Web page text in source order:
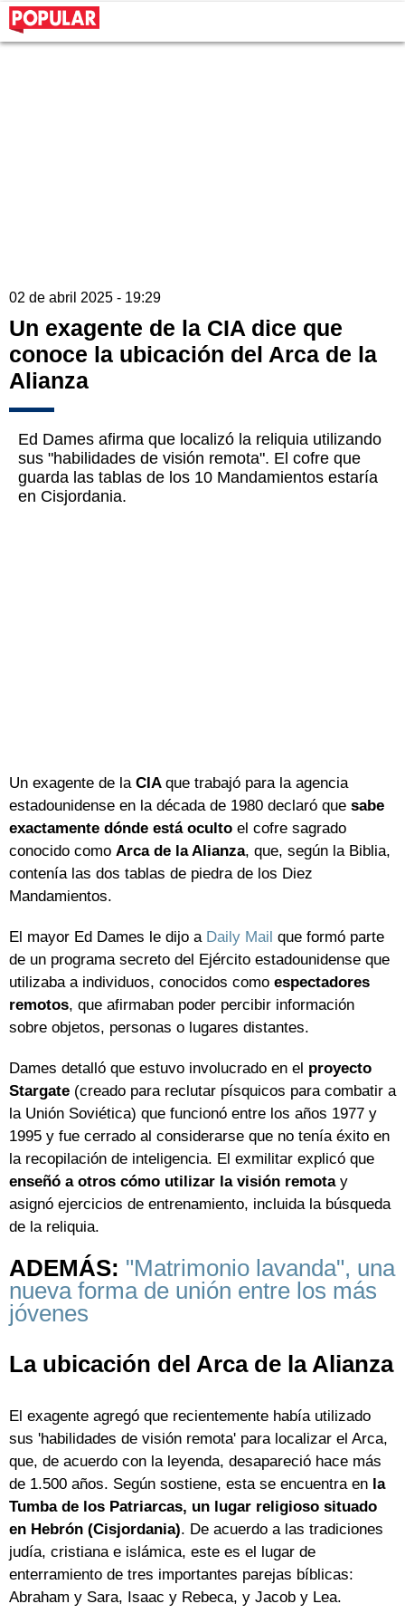
02 de abril 2025 - 19:29
Un exagente de la CIA dice que
conoce la ubicación del Arca de la
Alianza
Ed Dames afirma que localizó la reliquia utilizando
sus "habilidades de visión remota". El cofre que
guarda las tablas de los 10 Mandamientos estaría
en Cisjordania.
Un exagente de la CIA que trabajó para la agencia
estadounidense en la década de 1980 declaró que sabe
exactamente dónde está oculto el cofre sagrado
conocido como Arca de la Alianza, que, según la Biblia,
contenía las dos tablas de piedra de los Diez
Mandamientos.
El mayor Ed Dames le dijo a Daily Mail que formó parte
de un programa secreto del Ejército estadounidense que
utilizaba a individuos, conocidos como espectadores
remotos, que afirmaban poder percibir información
sobre objetos, personas o lugares distantes.
Dames detalló que estuvo involucrado en el proyecto
Stargate (creado para reclutar písquicos para combatir a
la Unión Soviética) que funcionó entre los años 1977 y
1995 y fue cerrado al considerarse que no tenía éxito en
la recopilación de inteligencia. El exmilitar explicó que
enseñó a otros cómo utilizar la visión remotay
asignó ejercicios de entrenamiento, incluida la búsqueda
de la reliquia.
ADEMÁS: "Matrimonio lavanda", una
nueva forma de unión entre los más
jóvenes
La ubicación del Arca de la Alianza
El exagente agregó que recientemente había utilizado
sus 'habilidades de visión remota' para localizar el Arca,
que, de acuerdo con la leyenda, desapareció hace más
de 1.500 años. Según sostiene, esta se encuentra en la
Tumba de los Patriarcas, un lugar religioso situado
en Hebrón (Cisjordania). De acuerdo a las tradiciones
judía, cristiana e islámica, este es el lugar de
enterramiento de tres importantes parejas bíblicas:
Abraham y Sara, Isaac y Rebeca, y Jacob y Lea.